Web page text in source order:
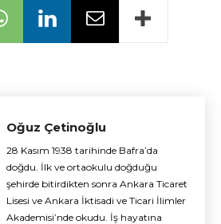
Oğuz Çetinoğlu
28 Kasım 1938 tarihinde Bafra’da
doğdu. İlk ve ortaokulu doğduğu
şehirde bitirdikten sonra Ankara Ticaret
Lisesi ve Ankara İktisadi ve Ticari İlimler
Akademisi’nde okudu. İş hayatına